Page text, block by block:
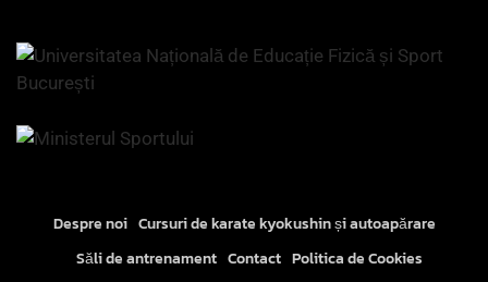
Despre noi Cursuri de karate kyokushin și autoapărare
Săli de antrenament Contact Politica de Cookies